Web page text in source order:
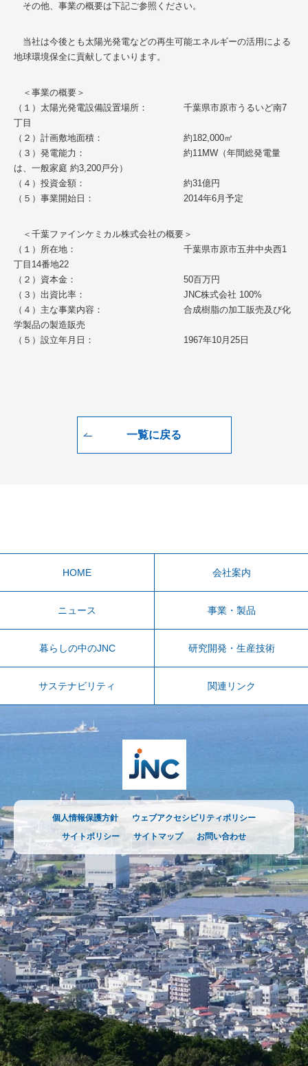
その他、事業の概要は下記ご参照ください。
当社は今後とも太陽光発電などの再生可能エネルギーの活用による
地球環境保全に貢献してまいります。
＜事業の概要＞
（１）太陽光発電設備設置場所： 千葉県市原市うるいど南7
丁目
（２）計画敷地面積： 約182,000㎡
（３）発電能力： 約11MW（年間総発電量
は、一般家庭 約3,200戸分）
（４）投資金額： 約31億円
（５）事業開始日： 2014年6月予定
＜千葉ファインケミカル株式会社の概要＞
（１）所在地： 千葉県市原市五井中央西1
丁目14番地22
（２）資本金： 50百万円
（３）出資比率： JNC株式会社 100%
（４）主な事業内容： 合成樹脂の加工販売及び化
学製品の製造販売
（５）設立年月日： 1967年10月25日
一覧に戻る
HOME 会社案内
ニュース 事業・製品
暮らしの中のJNC 研究開発・生産技術
サステナビリティ 関連リンク
個人情報保護方針
ウェブアクセシビリティポリシー
サイトポリシー
サイトマップ お問い合わせ